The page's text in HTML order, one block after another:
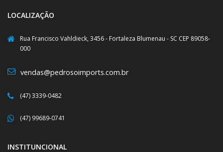
LOCALIZAÇÃO
Rua Francisco Vahldieck, 3456 - Fortaleza Blumenau - SC CEP 89058-
000
vendas@pedrosoimports.com.br
(47) 3339-0482
(47) 99689-0741
INSTITUNCIONAL